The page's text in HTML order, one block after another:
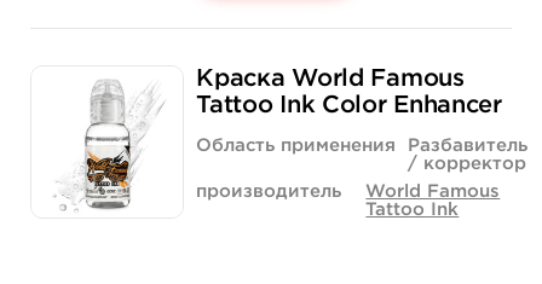
Количество
585 руб.
купить
831 руб.
купить
Краска World Famous
Tattoo Ink Color Enhancer
Область применения
Разбавитель
/ корректор
производитель
World Famous
Tattoo Ink